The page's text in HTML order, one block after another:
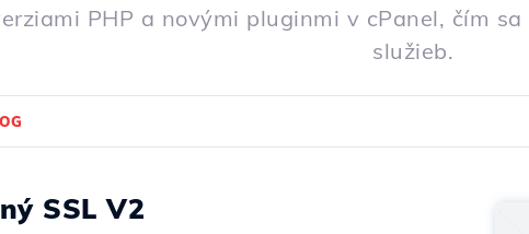
PHP a novými pluginmi v cPanel, čím
služieb.
SSL V2